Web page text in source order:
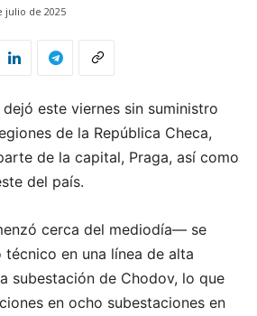
julio de 2025
este viernes sin suministro
de la República Checa,
de la capital, Praga, así como
del país.
cerca del mediodía— se
en una línea de alta
subestación de Chodov, lo que
en ocho subestaciones en